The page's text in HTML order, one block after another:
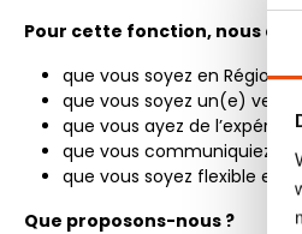
Pour cette fonction, nous
que vous soyez en Région
que vous soyez un(e)
que vous ayez de
que vous communiquiez
que vous soyez flexible et
Que proposons-nous ?